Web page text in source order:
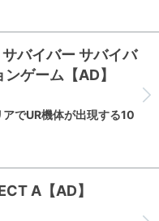
バイバー サバイバ
ゲーム【AD】
でUR機体が出現する10
A【AD】